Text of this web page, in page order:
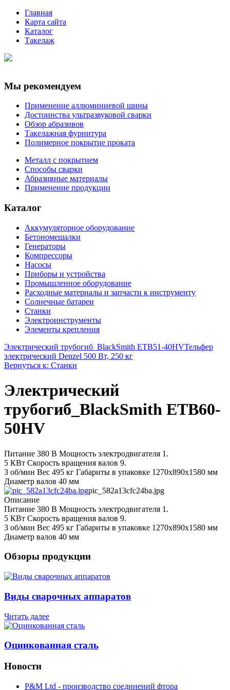
Главная
Карта сайта
Каталог
Такелаж
Мы рекомендуем
Применение аллюминиевой шины
Достоинства ультразвуковой сварки
Обзор абразивов
Такелажная фурнитура
Полимерное покрытие проката
Металл с покрытием
Способы сварки
Абразивные материалы
Применение продукции
Каталог
Аккумуляторное оборудование
Бетономешалки
Генераторы
Компрессоры
Насосы
Приборы и устройства
Промышленное оборудование
Расходные материалы и запчасти к инструменту
Солнечные батареи
Станки
Электроинструменты
Элементы крепления
Электрический трубогиб_BlackSmith ETB51-40HVТельфер
электрический Denzel 500 Вт, 250 кг
Вернуться к: Станки
Электрический
трубогиб_BlackSmith ETB60-
50HV
Питание 380 В Мощность электродвигателя 1.
5 КВт Скорость вращения валов 9.
3 об/мин Вес 495 кг Габариты в упаковке 1270х890х1580 мм
Диаметр валов 40 мм
pic_582a13cfc24ba.jpg
Описание
Питание 380 В Мощность электродвигателя 1.
5 КВт Скорость вращения валов 9.
3 об/мин Вес 495 кг Габариты в упаковке 1270х890х1580 мм
Диаметр валов 40 мм
Обзоры продукции
Виды сварочных аппаратов
Читать далее
Оцинкованная сталь
Новости
P&M Ltd - производство соединений фтора